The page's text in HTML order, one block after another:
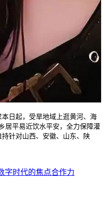
日起，受旱地域上逛黄河、海
居平易近饮水平安，全力保障灌
针对山西、安徽、山东、陕
字时代的焦点合作力